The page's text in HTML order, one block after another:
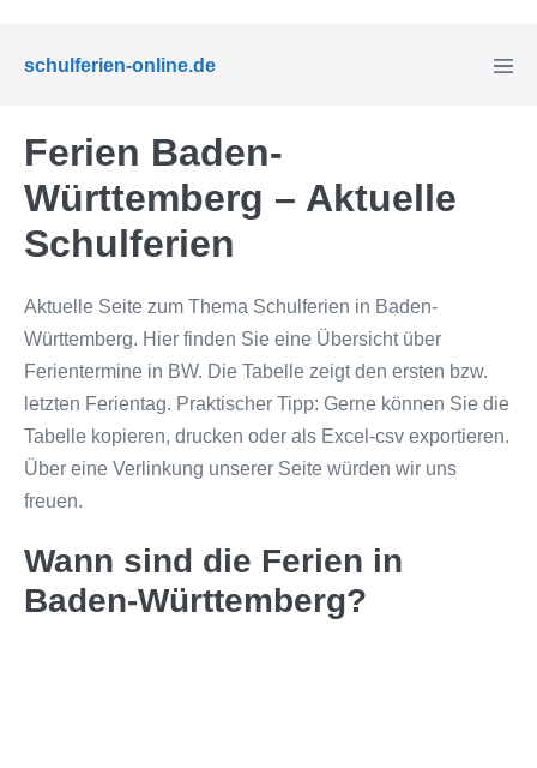
schulferien-online.de
Ferien Baden-
Württemberg – Aktuelle
Schulferien
Aktuelle Seite zum Thema Schulferien in Baden-
Württemberg. Hier finden Sie eine Übersicht über
Ferientermine in BW. Die Tabelle zeigt den ersten bzw.
letzten Ferientag. Praktischer Tipp: Gerne können Sie die
Tabelle kopieren, drucken oder als Excel-csv exportieren.
Über eine Verlinkung unserer Seite würden wir uns
freuen.
Wann sind die Ferien in
Baden-Württemberg?